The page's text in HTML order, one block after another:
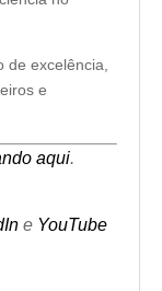
excelência,
e
aqui.
e YouTube